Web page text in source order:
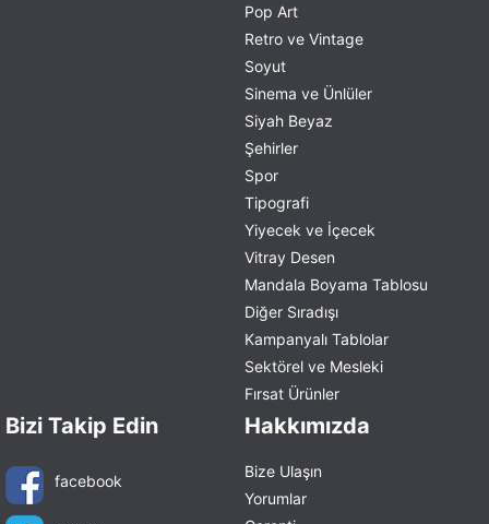
Pop Art
Retro ve Vintage
Soyut
Sinema ve Ünlüler
Siyah Beyaz
Şehirler
Spor
Tipografi
Yiyecek ve İçecek
Vitray Desen
Mandala Boyama Tablosu
Diğer Sıradışı
Kampanyalı Tablolar
Sektörel ve Mesleki
Fırsat Ürünler
Bizi Takip Edin
facebook
Hakkımızda
Bize Ulaşın
Yorumlar